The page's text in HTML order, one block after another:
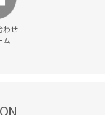
わせ
ム